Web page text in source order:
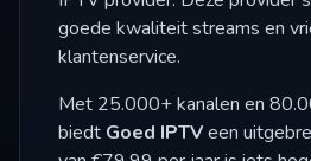
goede kwaliteit streams en
klantenservice.
Met 25.000+ kanalen en
biedt Goed IPTVeen